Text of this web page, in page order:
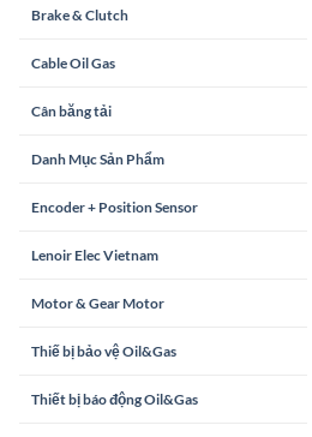
Brake & Clutch
Cable Oil Gas
Cân băng tải
Danh Mục Sản Phẩm
Encoder + Position Sensor
Lenoir Elec Vietnam
Motor & Gear Motor
Thiế bị bảo vệ Oil&Gas
Thiết bị báo động Oil&Gas